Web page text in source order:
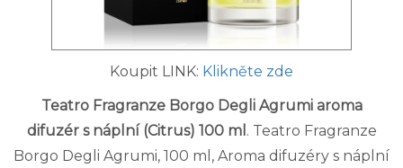
Koupit LINK: Klikněte zde
Teatro Fragranze Borgo Degli Agrumi aroma
difuzér s náplní (Citrus) 100 ml . Teatro Fragranze
Borgo Degli Agrumi, 100 ml, Aroma difuzéry s náplní